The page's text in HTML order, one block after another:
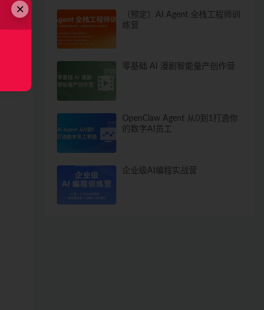
（预定）AI Agent 全栈工程师训
练营
零基础 AI 漫剧智能量产创作营
OpenClaw Agent 从0到1打造你
的数字AI员工
企业级AI编程实战营
×